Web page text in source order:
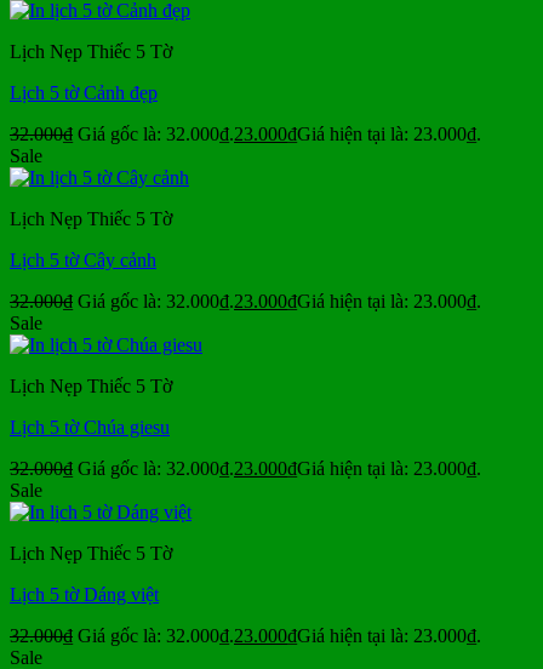
Lịch Nẹp Thiếc 5 Tờ
Lịch 5 tờ Cảnh đẹp
32.000₫ Giá gốc là: 32.000₫.23.000₫Giá hiện tại là: 23.000₫.
Sale
Lịch Nẹp Thiếc 5 Tờ
Lịch 5 tờ Cây cảnh
32.000₫ Giá gốc là: 32.000₫.23.000₫Giá hiện tại là: 23.000₫.
Sale
Lịch Nẹp Thiếc 5 Tờ
Lịch 5 tờ Chúa giesu
32.000₫ Giá gốc là: 32.000₫.23.000₫Giá hiện tại là: 23.000₫.
Sale
Lịch Nẹp Thiếc 5 Tờ
Lịch 5 tờ Dáng việt
32.000₫ Giá gốc là: 32.000₫.23.000₫Giá hiện tại là: 23.000₫.
Sale